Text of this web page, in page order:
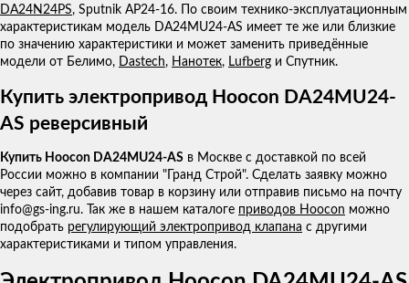
DA24N24PS, Sputnik AP24-16. По своим технико-эксплуатационным
характеристикам модель DA24MU24-AS имеет те же или близкие
по значению характеристики и может заменить приведённые
модели от Белимо, Dastech, Нанотек, Lufberg и Спутник.
Купить электропривод Hoocon DA24MU24-
AS реверсивный
Купить Hoocon DA24MU24-AS в Москве с доставкой по всей
России можно в компании "Гранд Строй". Сделать заявку можно
через сайт, добавив товар в корзину или отправив письмо на почту
info@gs-ing.ru. Так же в нашем каталоге приводов Hoocon можно
подобрать регулирующий электропривод клапана с другими
характеристиками и типом управления.